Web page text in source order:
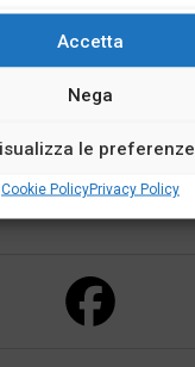
Accetta
Nega
le preferenze
Cookie PolicyPrivacy Policy
SEGUICI